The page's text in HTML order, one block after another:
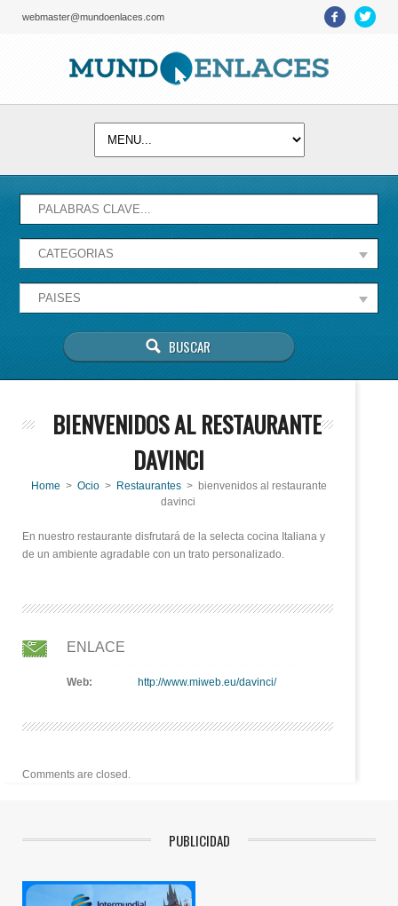
webmaster@mundoenlaces.com
BIENVENIDOS AL RESTAURANTE
DAVINCI
Home > Ocio > Restaurantes > bienvenidos al restaurante
davinci
En nuestro restaurante disfrutará de la selecta cocina Italiana y
de un ambiente agradable con un trato personalizado.
ENLACE
Web: http://www.miweb.eu/davinci/
Comments are closed.
PUBLICIDAD